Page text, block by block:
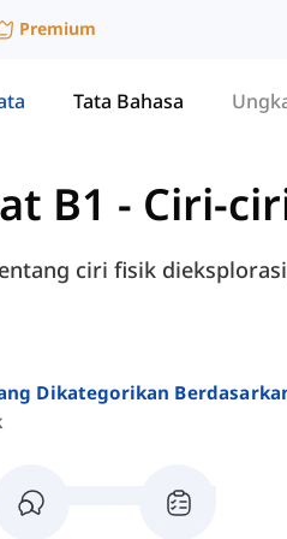
Premium
Tata Bahasa
B1 - Ciri-
ciri fisik
Dikategorikan